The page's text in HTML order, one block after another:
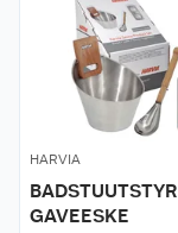
HARVIA
BADSTUUTSTYR
GAVEESKE